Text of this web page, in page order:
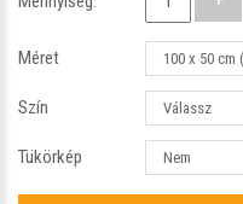
Méret
Szín
Tükörkép